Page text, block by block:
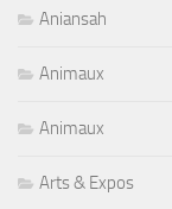
Aniansah
Animaux
Animaux
Arts & Expos